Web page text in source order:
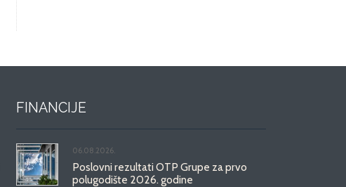
FINANCIJE
06.08.2026.
Poslovni rezultati OTP Grupe za prvo
polugodište 2026. godine